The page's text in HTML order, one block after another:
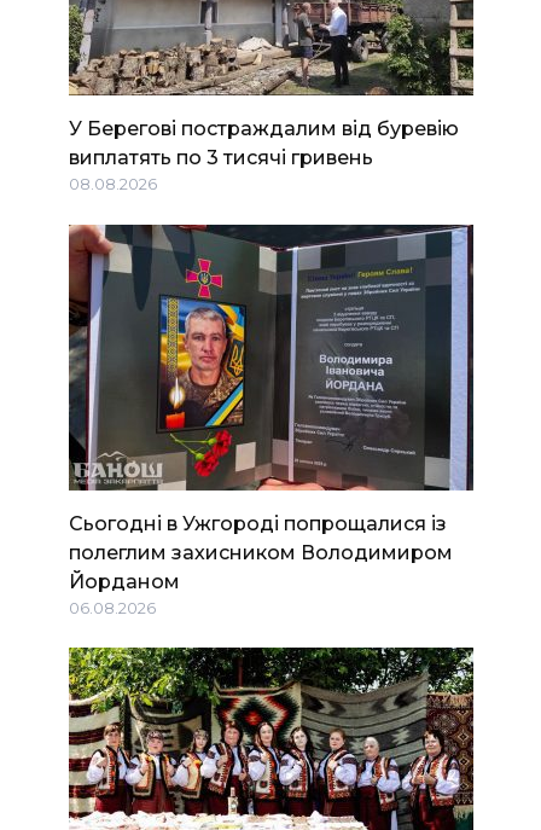
У Берегові постраждалим від буревію
виплатять по 3 тисячі гривень
08.08.2026
Сьогодні в Ужгороді попрощалися із
полеглим захисником Володимиром
Йорданом
06.08.2026